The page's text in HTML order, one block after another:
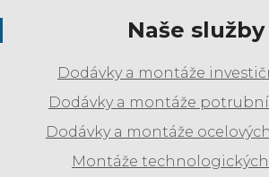
Naše služby
Dodávky a montáže
Dodávky a montáže
Dodávky a montáže
Montáže